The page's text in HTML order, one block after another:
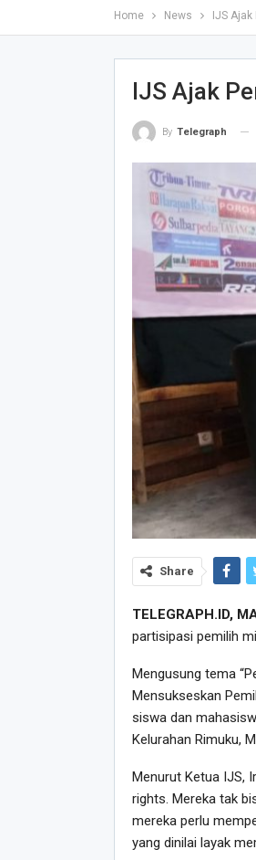
Home News IJS
IJS Ajak
By Telegraph
Share
TELEGRAPH.ID,
partisipasi pemilih
Mengusung tema
Mensukseskan
siswa dan
Kelurahan Rimuku,
Menurut Ketua IJS,
rights. Mereka tak
mereka perlu
yang dinilai layak